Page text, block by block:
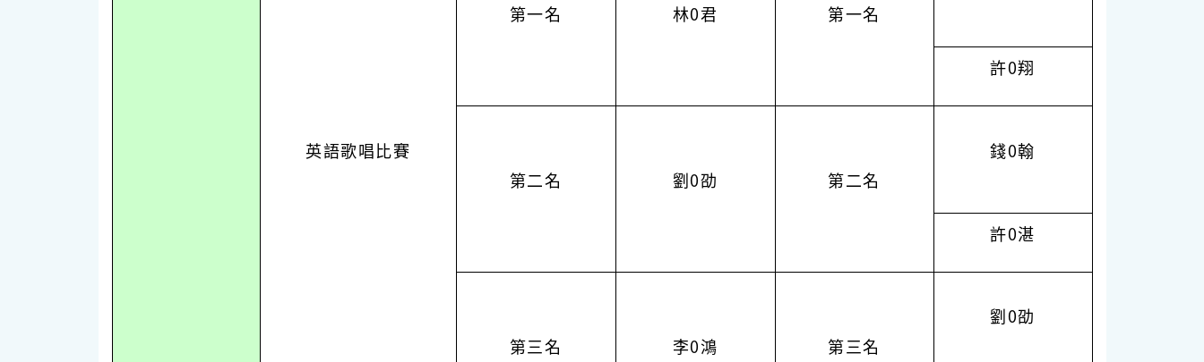
英語歌唱比賽
第一名 林0君 第一名
許0翔
第二名 劉0劭 第二名
錢0翰
許0湛
第三名 李0鴻 第三名
劉0劭